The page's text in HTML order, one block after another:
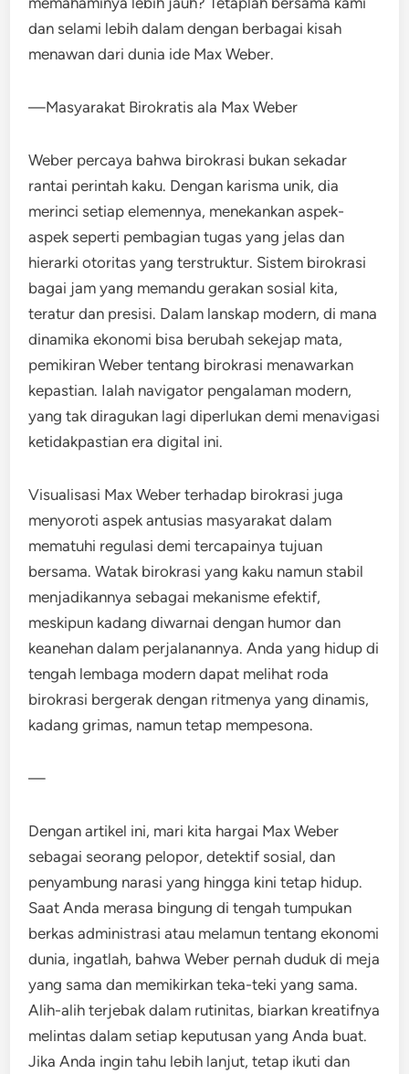
dan selami lebih dalam dengan berbagai kisah
menawan dari dunia ide Max Weber.
—Masyarakat Birokratis ala Max Weber
Weber percaya bahwa birokrasi bukan sekadar
rantai perintah kaku. Dengan karisma unik, dia
merinci setiap elemennya, menekankan aspek-
aspek seperti pembagian tugas yang jelas dan
hierarki otoritas yang terstruktur. Sistem birokrasi
bagai jam yang memandu gerakan sosial kita,
teratur dan presisi. Dalam lanskap modern, di mana
dinamika ekonomi bisa berubah sekejap mata,
pemikiran Weber tentang birokrasi menawarkan
kepastian. Ialah navigator pengalaman modern,
yang tak diragukan lagi diperlukan demi menavigasi
ketidakpastian era digital ini.
Visualisasi Max Weber terhadap birokrasi juga
menyoroti aspek antusias masyarakat dalam
mematuhi regulasi demi tercapainya tujuan
bersama. Watak birokrasi yang kaku namun stabil
menjadikannya sebagai mekanisme efektif,
meskipun kadang diwarnai dengan humor dan
keanehan dalam perjalanannya. Anda yang hidup di
tengah lembaga modern dapat melihat roda
birokrasi bergerak dengan ritmenya yang dinamis,
kadang grimas, namun tetap mempesona.
—
Dengan artikel ini, mari kita hargai Max Weber
sebagai seorang pelopor, detektif sosial, dan
penyambung narasi yang hingga kini tetap hidup.
Saat Anda merasa bingung di tengah tumpukan
berkas administrasi atau melamun tentang ekonomi
dunia, ingatlah, bahwa Weber pernah duduk di meja
yang sama dan memikirkan teka-teki yang sama.
Alih-alih terjebak dalam rutinitas, biarkan kreatifnya
melintas dalam setiap keputusan yang Anda buat.
Jika Anda ingin tahu lebih lanjut, tetap ikuti dan